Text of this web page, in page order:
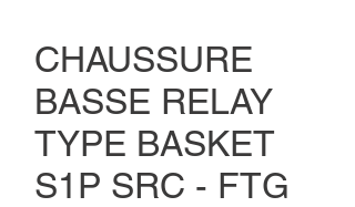
CHAUSSURE
BASSE RELAY
TYPE BASKET
S1P SRC - FTG